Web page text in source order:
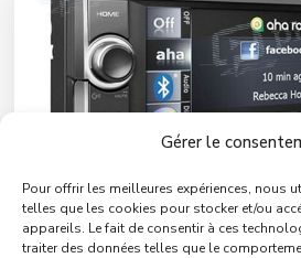
Gérer le
Pour offrir les meilleures expériences, nous
telles que les cookies pour stocker et/ou
appareils. Le fait de consentir à ces
traiter des données telles que le